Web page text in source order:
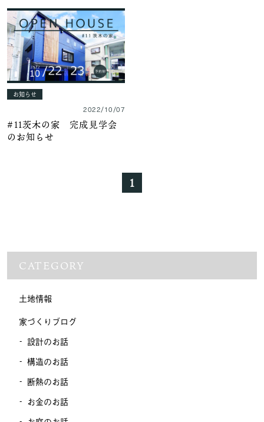
お知らせ
2022/10/07
#11茨木の家 完成見学会
のお知らせ
1
CATEGORY
土地情報
家づくりブログ
設計のお話
構造のお話
断熱のお話
お金のお話